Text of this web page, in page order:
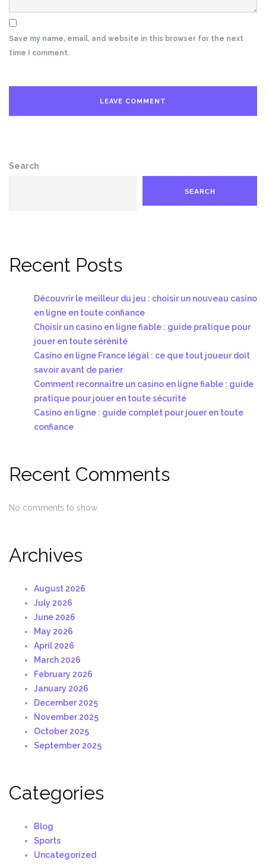
Save my name, email, and website in this browser for the next
time I comment.
Search
SEARCH
Recent Posts
Découvrir le meilleur du jeu : choisir un nouveau casino
en ligne en toute confiance
Choisir un casino en ligne fiable : guide pratique pour
jouer en toute sérénité
Casino en ligne France légal : ce que tout joueur doit
savoir avant de parier
Comment reconnaître un casino en ligne fiable : guide
pratique pour jouer en toute sécurité
Casino en ligne : guide complet pour jouer en toute
confiance
Recent Comments
No comments to show.
Archives
August 2026
July 2026
June 2026
May 2026
April 2026
March 2026
February 2026
January 2026
December 2025
November 2025
October 2025
September 2025
Categories
Blog
Sports
Uncategorized